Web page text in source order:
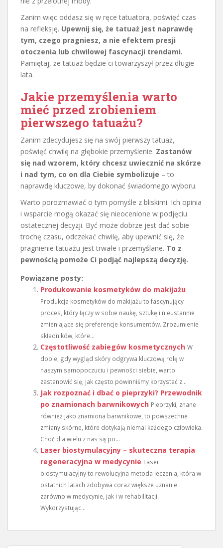
Zanim więc oddasz się w ręce tatuatora, poświęć czas
na refleksję. Upewnij się, że tatuaż jest naprawdę
tym, czego pragniesz, a nie efektem presji
otoczenia lub chwilowej fascynacji trendami.
Pamiętaj, że tatuaż będzie ci towarzyszył przez długie
lata.
Jakie przemyślenia warto
mieć przed zrobieniem
pierwszego tatuażu?
Zanim zdecydujesz się na swój pierwszy tatuaż,
poświęć chwilę na głębokie przemyślenie. Zastanów
się nad wzorem, który chcesz uwiecznić na skórze
i nad tym, co on dla Ciebie symbolizuje – to
naprawdę kluczowe, by dokonać świadomego wyboru.
Warto porozmawiać o tym pomyśle z bliskimi. Ich opinia
i wsparcie mogą okazać się nieocenione w podjęciu
ostatecznej decyzji. Być może dobrze jest dać sobie
trochę czasu, odczekać chwilę, aby upewnić się, że
pragnienie tatuażu jest trwałe i przemyślane. To z
pewnością pomoże Ci podjąć najlepszą decyzję.
Powiązane posty:
Produkowanie kosmetyków do makijażu
Produkcja kosmetyków do makijażu to fascynujący
proces, który łączy w sobie naukę, sztukę i nieustannie
zmieniające się preferencje konsumentów. Zrozumienie
składników, które...
Częstotliwość zabiegów kosmetycznych W
dobie, gdy wygląd skóry odgrywa kluczową rolę w
naszym samopoczuciu i pewności siebie, warto
zastanowić się, jak często powinniśmy korzystać z...
Jak rozpoznać i dbać o pieprzyki? Przewodnik
po znamionach barwnikowych Pieprzyki, znane
również jako znamiona barwnikowe, to powszechne
zmiany skórne, które dotykają niemal każdego człowieka.
Choć dla wielu z nas są po...
Laser biostymulacyjny – skuteczna terapia
regeneracyjna w medycynie Laser
biostymulacyjny to rewolucyjna metoda leczenia, która w
ostatnich latach zdobywa coraz większe uznanie
zarówno w medycynie, jak i w rehabilitacji.
Wykorzystując...